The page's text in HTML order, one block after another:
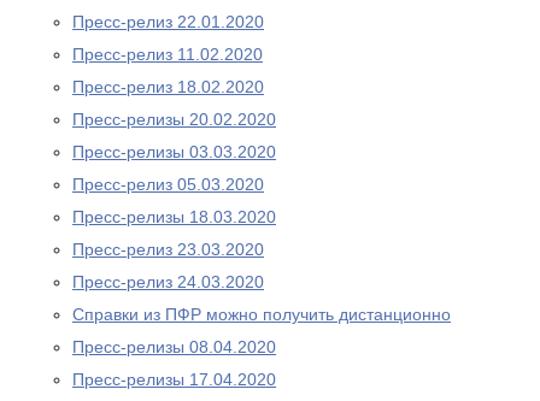
Пресс-релиз 22.01.2020
Пресс-релиз 11.02.2020
Пресс-релиз 18.02.2020
Пресс-релизы 20.02.2020
Пресс-релизы 03.03.2020
Пресс-релиз 05.03.2020
Пресс-релизы 18.03.2020
Пресс-релиз 23.03.2020
Пресс-релиз 24.03.2020
Справки из ПФР можно получить дистанционно
Пресс-релизы 08.04.2020
Пресс-релизы 17.04.2020